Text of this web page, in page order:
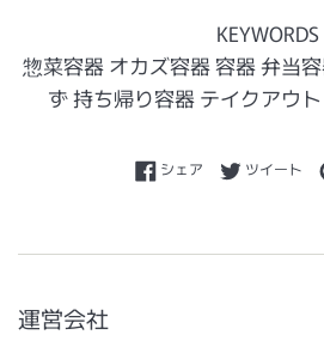
KEYWORDS
惣菜容器 オカズ容器 容器 弁当
ず 持ち帰り容器 テイクアウ
シェアFacebookでシェア
ツイート
運営会社